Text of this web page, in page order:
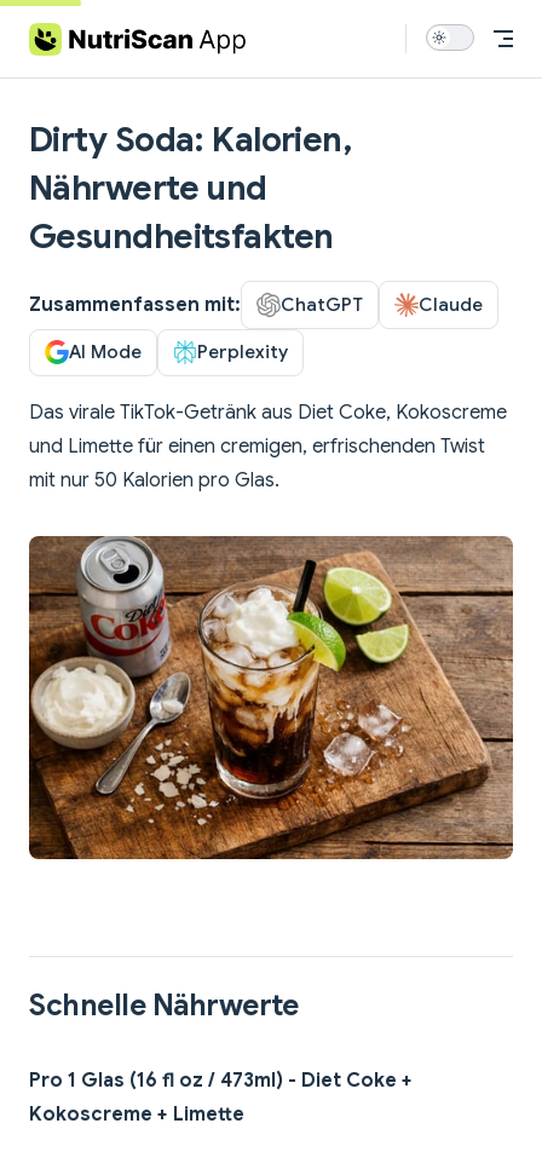
Skip to content
Dirty Soda: Kalorien,
Nährwerte und
Gesundheitsfakten
Zusammenfassen mit: ChatGPT Claude
AI Mode Perplexity
Das virale TikTok-Getränk aus Diet Coke, Kokoscreme
und Limette für einen cremigen, erfrischenden Twist
mit nur 50 Kalorien pro Glas.
Schnelle Nährwerte
Pro 1 Glas (16 fl oz / 473ml) - Diet Coke +
Kokoscreme + Limette